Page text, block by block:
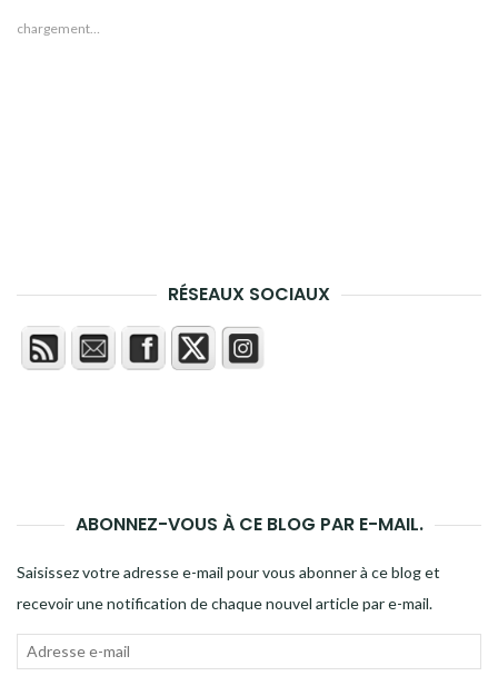
chargement…
RÉSEAUX SOCIAUX
ABONNEZ-VOUS À CE BLOG PAR E-MAIL.
Saisissez votre adresse e-mail pour vous abonner à ce blog et
recevoir une notification de chaque nouvel article par e-mail.
Adresse